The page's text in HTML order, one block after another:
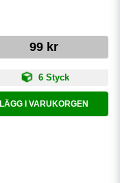
99 kr
6 Styck
LÄGG I VARUKORGEN